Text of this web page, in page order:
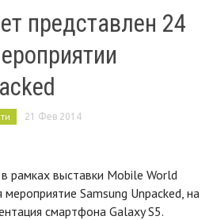
представлен 24
21 Фев 2014
рамках выставки Mobile World
Samsung Unpacked, на
смартфона Galaxy S5.